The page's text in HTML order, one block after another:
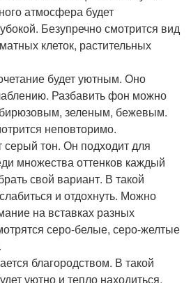
атмосфера будет
Безупречно смотрится вид
клеток, растительных
будет уютным. Оно
Разбавить фон можно
зеленым, бежевым.
неповторимо.
тон. Он подходит для
множества оттенков каждый
свой вариант. В такой
и отдохнуть. Можно
на вставках разных
серо-белые, серо-желтые
благородством. В такой
уютно и тепло находиться.